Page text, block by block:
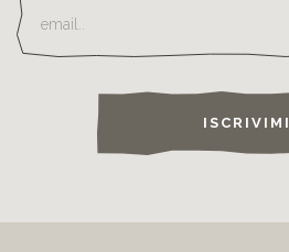
ISCRIVIMI